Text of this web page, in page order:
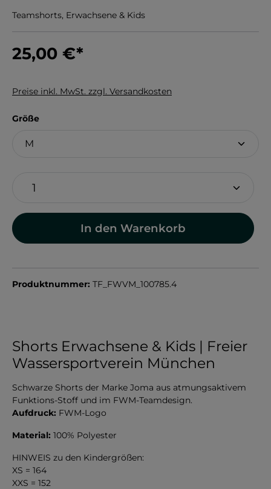
Teamshorts, Erwachsene & Kids
25,00 €*
Preise inkl. MwSt. zzgl. Versandkosten
Größeauswählen
In den Warenkorb
Produktnummer: TF_FWVM_100785.4
Shorts Erwachsene & Kids | Freier
Wassersportverein München
Schwarze Shorts der Marke Joma aus atmungsaktivem
Funktions-Stoff und im FWM-Teamdesign.
Aufdruck: FWM-Logo
Material: 100% Polyester
HINWEIS zu den Kindergrößen:
XS = 164
XXS = 152